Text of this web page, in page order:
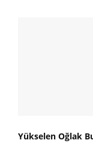
Yükselen Oğlak